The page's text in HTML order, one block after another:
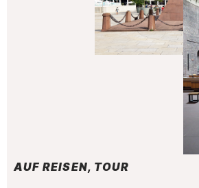
AUF REISEN, TOUR